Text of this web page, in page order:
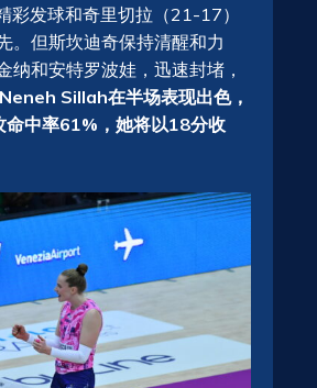
彩发球和奇里切拉（21-17）
。但斯坎迪奇保持清醒和力
纳和安特罗波娃，迅速封堵，
Neneh Sillah在半场表现出色，
命中率61%，她将以18分收